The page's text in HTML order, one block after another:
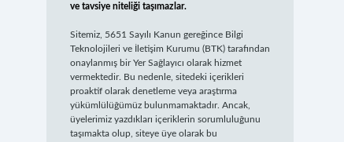
ve tavsiye niteliği taşımazlar.
Sitemiz, 5651 Sayılı Kanun gereğince Bilgi
Teknolojileri ve İletişim Kurumu (BTK) tarafından
onaylanmış bir Yer Sağlayıcı olarak hizmet
vermektedir. Bu nedenle, sitedeki içerikleri
proaktif olarak denetleme veya araştırma
yükümlülüğümüz bulunmamaktadır. Ancak,
üyelerimiz yazdıkları içeriklerin sorumluluğunu
taşımakta olup, siteye üye olarak bu